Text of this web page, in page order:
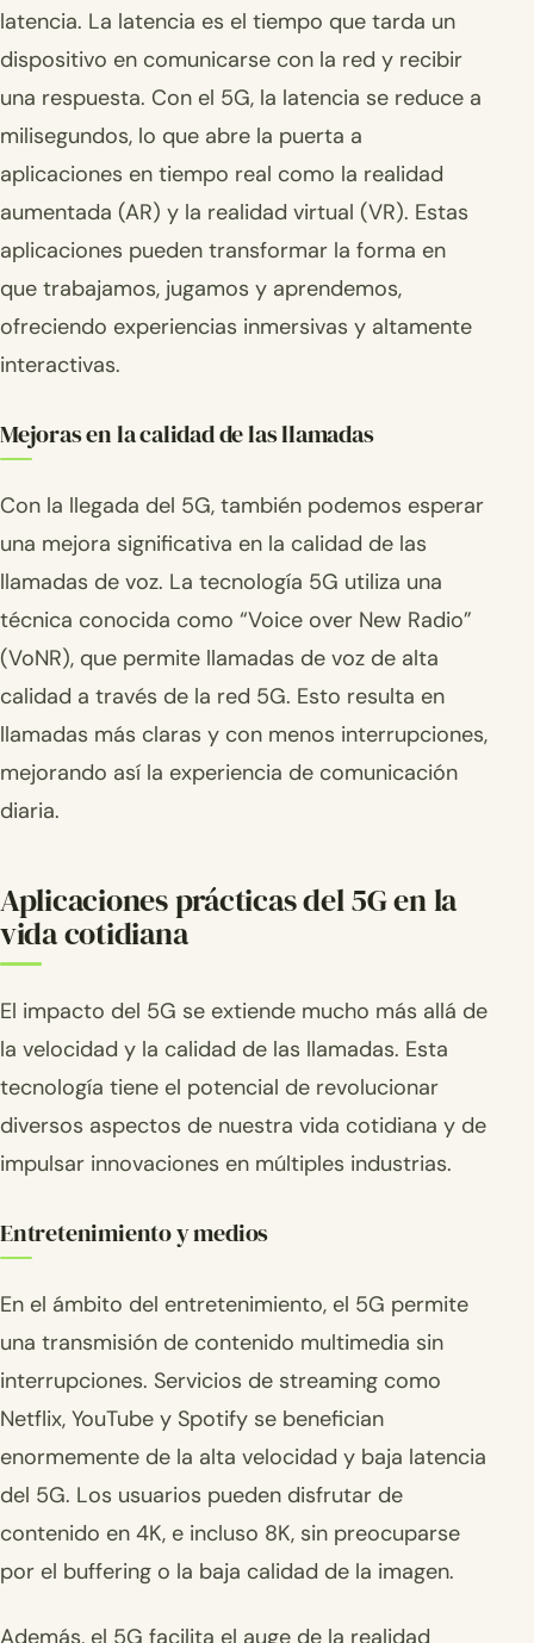
latencia. La latencia es el tiempo que tarda un
dispositivo en comunicarse con la red y recibir
una respuesta. Con el 5G, la latencia se reduce a
milisegundos, lo que abre la puerta a
aplicaciones en tiempo real como la realidad
aumentada (AR) y la realidad virtual (VR). Estas
aplicaciones pueden transformar la forma en
que trabajamos, jugamos y aprendemos,
ofreciendo experiencias inmersivas y altamente
interactivas.
Mejoras en la calidad de las llamadas
Con la llegada del 5G, también podemos esperar
una mejora significativa en la calidad de las
llamadas de voz. La tecnología 5G utiliza una
técnica conocida como “Voice over New Radio”
(VoNR), que permite llamadas de voz de alta
calidad a través de la red 5G. Esto resulta en
llamadas más claras y con menos interrupciones,
mejorando así la experiencia de comunicación
diaria.
Aplicaciones prácticas del 5G en la
vida cotidiana
El impacto del 5G se extiende mucho más allá de
la velocidad y la calidad de las llamadas. Esta
tecnología tiene el potencial de revolucionar
diversos aspectos de nuestra vida cotidiana y de
impulsar innovaciones en múltiples industrias.
Entretenimiento y medios
En el ámbito del entretenimiento, el 5G permite
una transmisión de contenido multimedia sin
interrupciones. Servicios de streaming como
Netflix, YouTube y Spotify se benefician
enormemente de la alta velocidad y baja latencia
del 5G. Los usuarios pueden disfrutar de
contenido en 4K, e incluso 8K, sin preocuparse
por el buffering o la baja calidad de la imagen.
Además, el 5G facilita el auge de la realidad